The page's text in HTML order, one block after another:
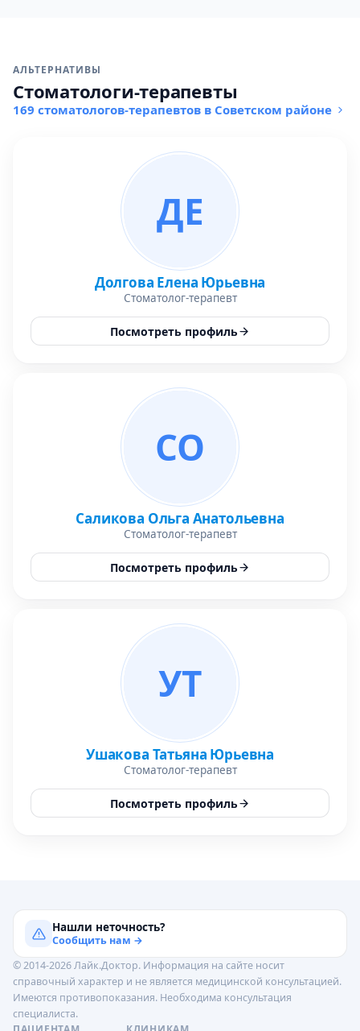
АЛЬТЕРНАТИВЫ
Стоматологи-терапевты
169 стоматологов-терапевтов в Советском районе
ДЕ
Долгова Елена Юрьевна
Стоматолог-терапевт
Посмотреть профиль
СО
Саликова Ольга Анатольевна
Стоматолог-терапевт
Посмотреть профиль
УТ
Ушакова Татьяна Юрьевна
Стоматолог-терапевт
Посмотреть профиль
Нашли неточность?
Сообщить нам →
© 2014-2026 Лайк.Доктор. Информация на сайте носит
справочный характер и не является медицинской консультацией.
Имеются противопоказания. Необходима консультация
специалиста.